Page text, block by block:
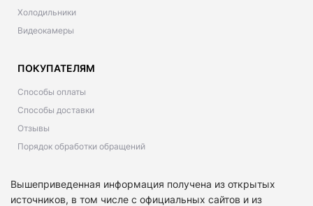
Холодильники
Видеокамеры
ПОКУПАТЕЛЯМ
Способы оплаты
Способы доставки
Отзывы
Порядок обработки обращений
Вышеприведенная информация получена из открытых
источников, в том числе с официальных сайтов и из